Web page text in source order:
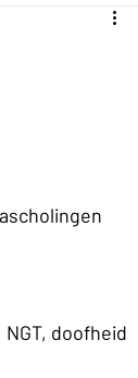
doofheid